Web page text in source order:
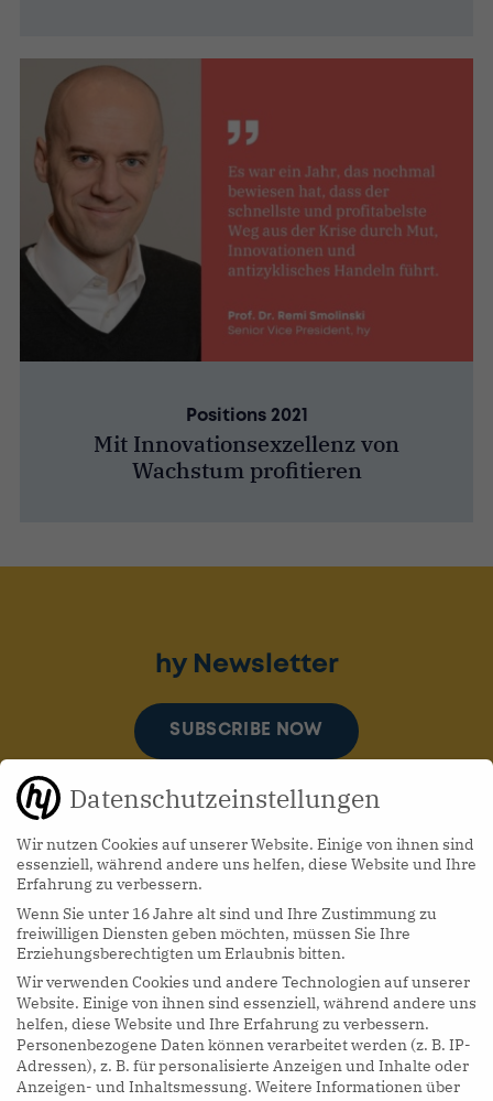
Positions 2021
Mit Innovationsexzellenz von
Wachstum profitieren
hy Podcasts
LISTEN NOW
hy Newsletter
SUBSCRIBE NOW
Datenschutzeinstellungen
Wir nutzen Cookies auf unserer Website. Einige von ihnen sind
essenziell, während andere uns helfen, diese Website und Ihre
Erfahrung zu verbessern.
Wenn Sie unter 16 Jahre alt sind und Ihre Zustimmung zu
freiwilligen Diensten geben möchten, müssen Sie Ihre
Erziehungsberechtigten um Erlaubnis bitten.
Wir verwenden Cookies und andere Technologien auf unserer
Website. Einige von ihnen sind essenziell, während andere uns
helfen, diese Website und Ihre Erfahrung zu verbessern.
Personenbezogene Daten können verarbeitet werden (z. B. IP-
Adressen), z. B. für personalisierte Anzeigen und Inhalte oder
Anzeigen- und Inhaltsmessung. Weitere Informationen über